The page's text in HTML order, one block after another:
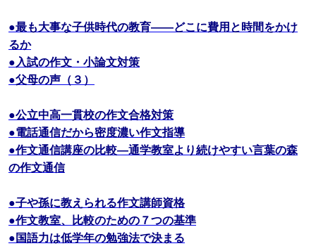
●最も大事な子供時代の教育――どこに費用と時間をかけ
るか
●入試の作文・小論文対策
●父母の声（３）
●公立中高一貫校の作文合格対策
●電話通信だから密度濃い作文指導
●作文通信講座の比較―通学教室より続けやすい言葉の森
の作文通信
●子や孫に教えられる作文講師資格
●作文教室、比較のための７つの基準
●国語力は低学年の勉強法で決まる